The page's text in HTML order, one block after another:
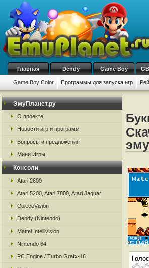
Главная Dendy Game Boy
Game Boy Color Программы для запуска игр
ЭмуПланет.ру
О проекте
Новости игр и программ
Вопросы и предложения
Мини Игры
Консоли
Atari 2600
Atari 5200, Atari 7800, Atari Jaguar
ColecoVision
Dendy (Nintendo)
Mattel Intellivision
Nintendo 64
PC Engine / Turbo Grafx-16